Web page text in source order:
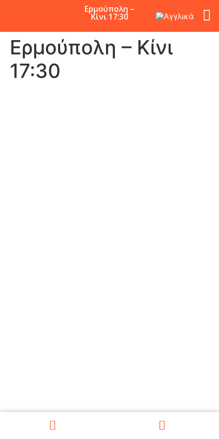
Ερμούπολη –
Κίνι 17:30
Ερμούπολη – Κίνι
17:30